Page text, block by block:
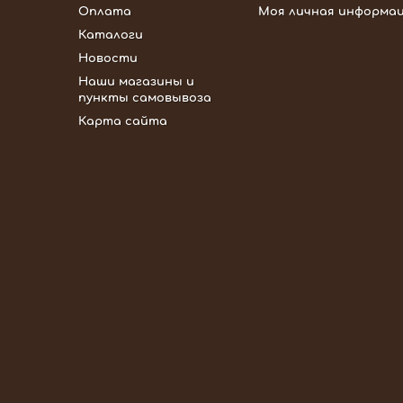
Оплата
Каталоги
Новости
Наши магазины и
пункты самовывоза
Карта сайта
Моя личная